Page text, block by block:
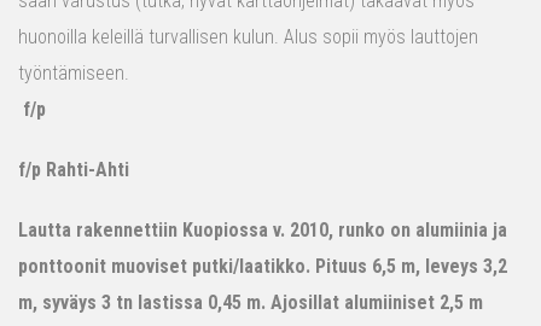
huonoilla keleillä turvallisen kulun. Alus sopii myös lauttojen
työntämiseen.
f/p
f/p Rahti-Ahti
Lautta rakennettiin Kuopiossa v. 2010, runko on alumiinia ja
ponttoonit muoviset putki/laatikko. Pituus 6,5 m, leveys 3,2
m, syväys 3 tn lastissa 0,45 m. Ajosillat alumiiniset 2,5 m